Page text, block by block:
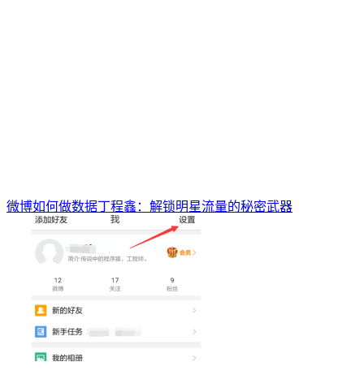
微博如何做数据丁程鑫：解锁明星流量的秘密武器